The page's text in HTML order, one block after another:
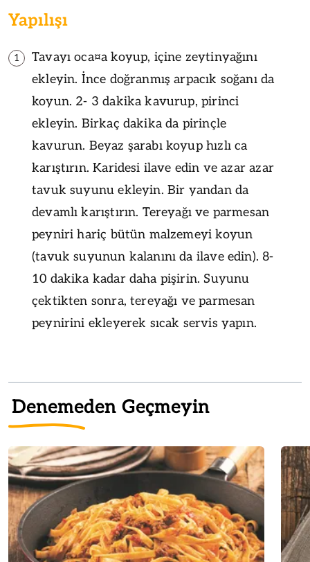
Yapılışı
1
Tavayı oca¤a koyup, içine zeytinyağını
ekleyin. İnce doğranmış arpacık soğanı da
koyun. 2- 3 dakika kavurup, pirinci
ekleyin. Birkaç dakika da pirinçle
kavurun. Beyaz şarabı koyup hızlı ca
karıştırın. Karidesi ilave edin ve azar azar
tavuk suyunu ekleyin. Bir yandan da
devamlı karıştırın. Tereyağı ve parmesan
peyniri hariç bütün malzemeyi koyun
(tavuk suyunun kalanını da ilave edin). 8-
10 dakika kadar daha pişirin. Suyunu
çektikten sonra, tereyağı ve parmesan
peynirini ekleyerek sıcak servis yapın.
Denemeden Geçmeyin